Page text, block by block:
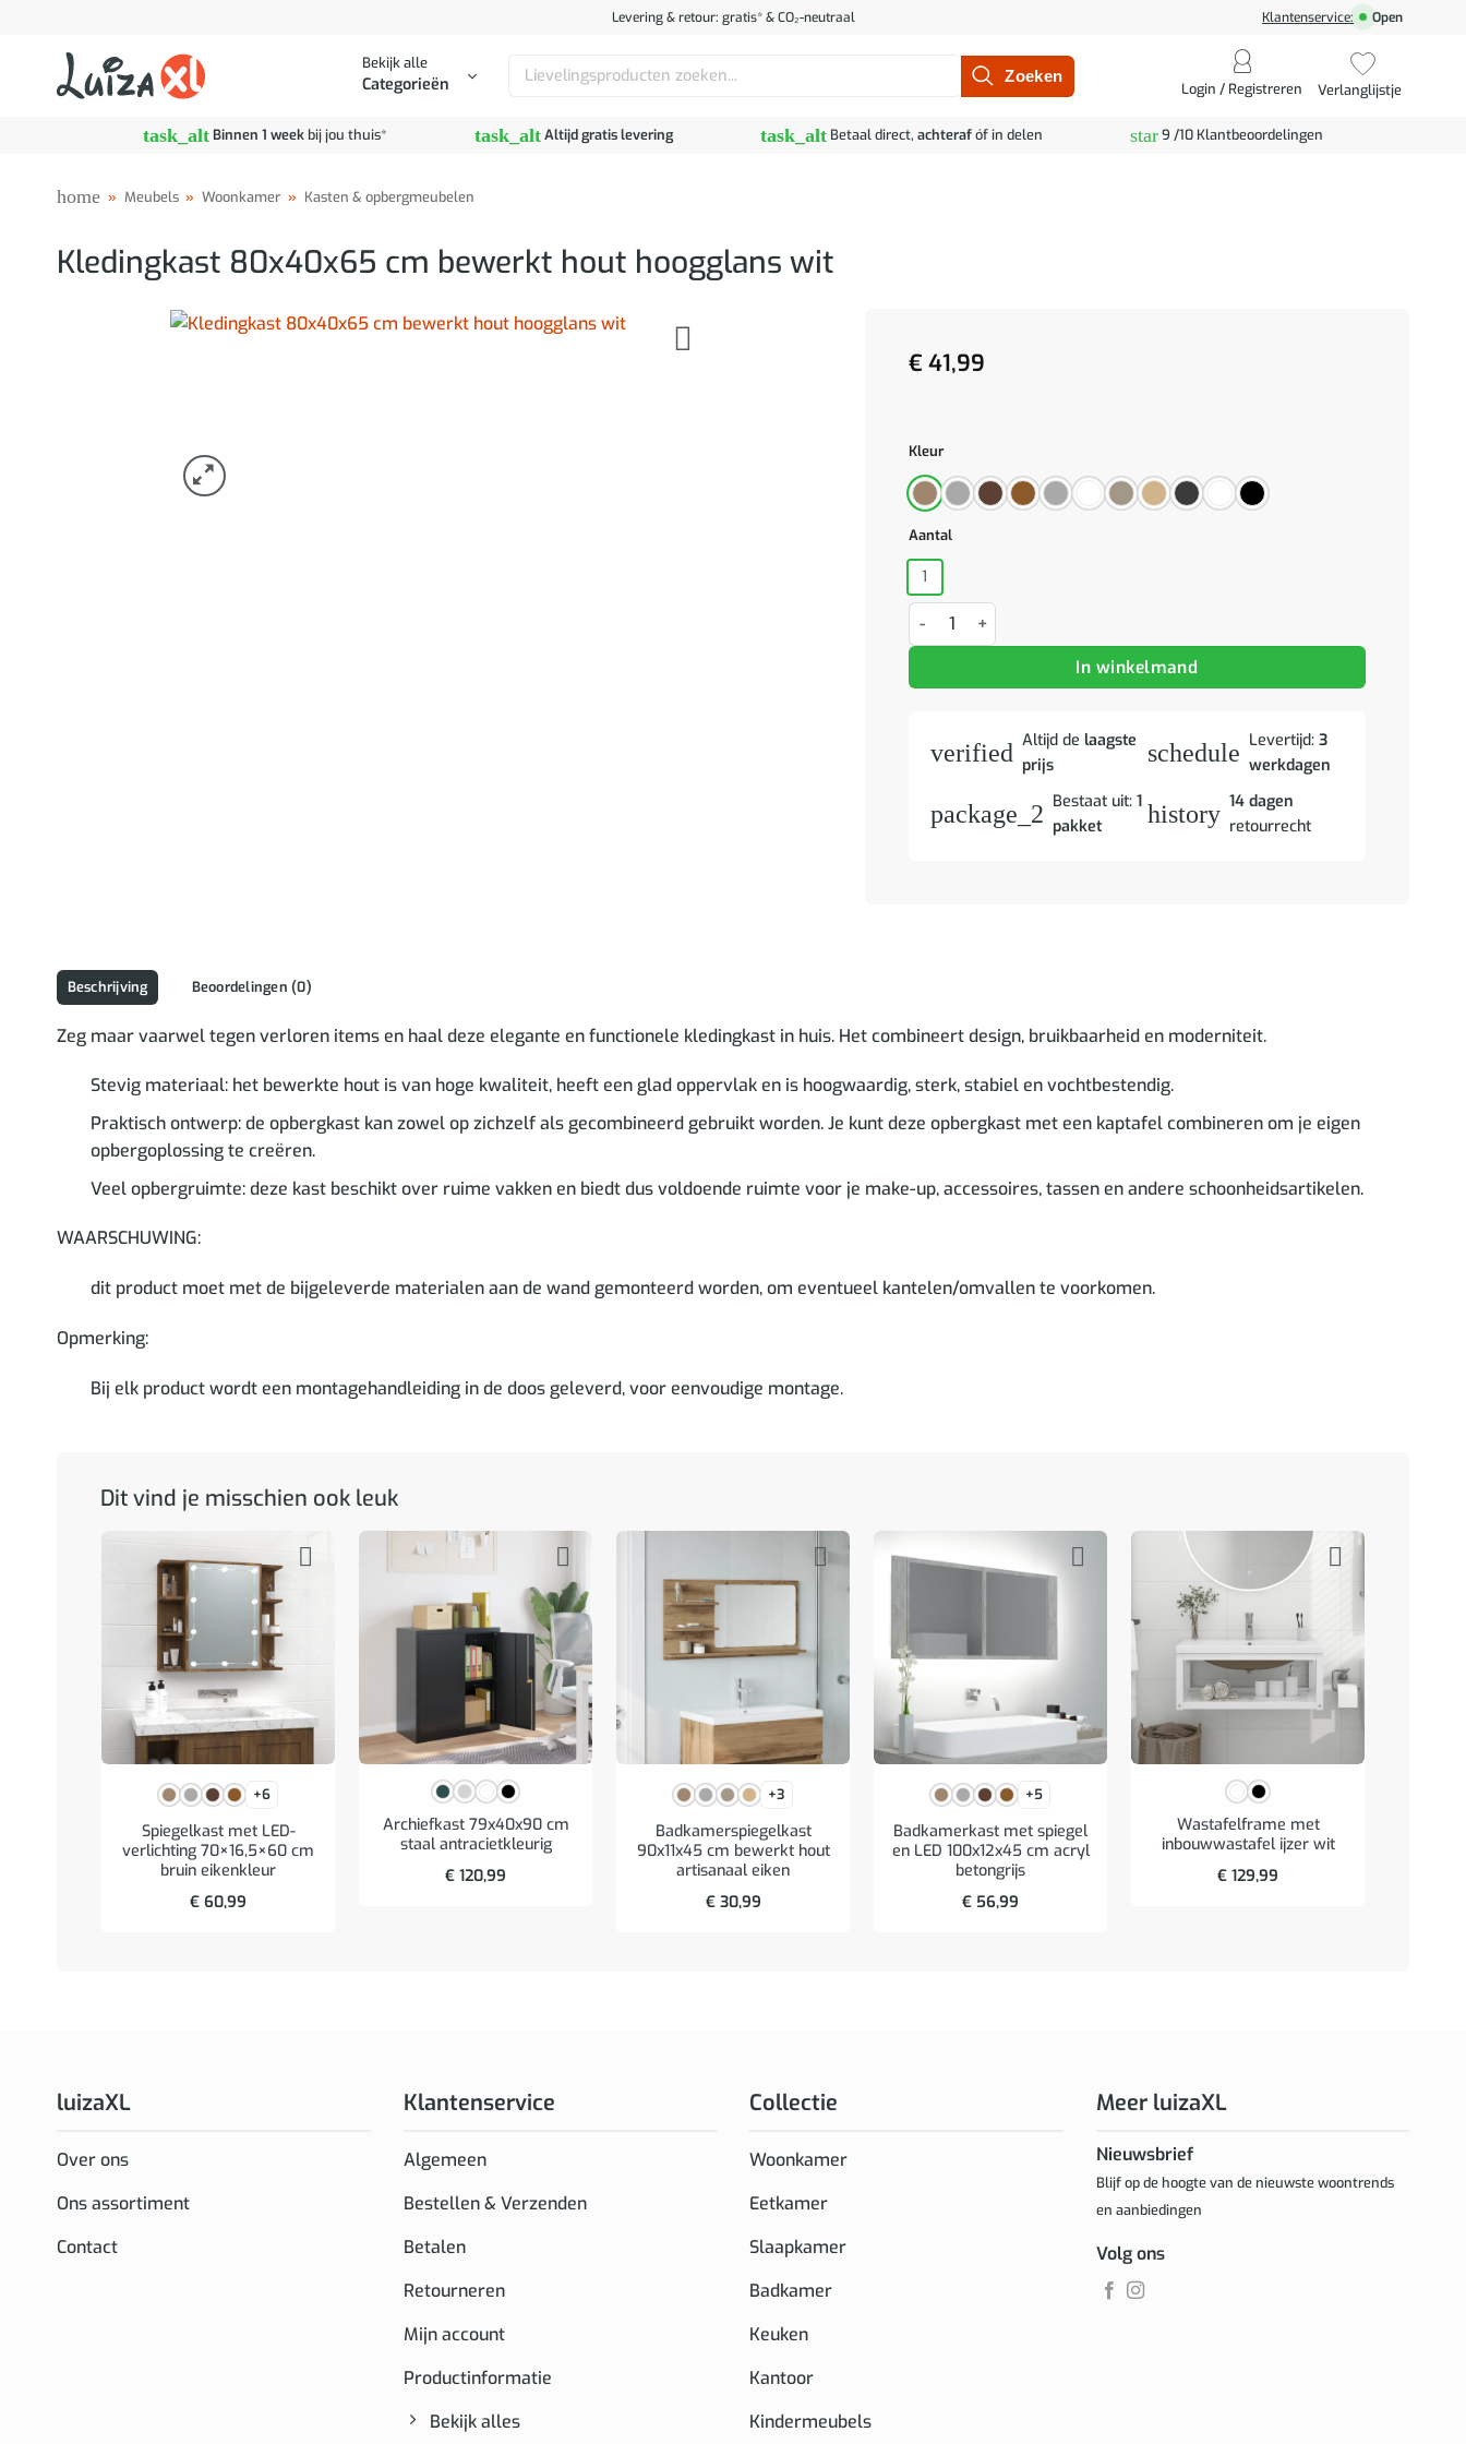
Levering & retour: gratis* & CO₂-neutraal Klantenservice: Open
Bekijk alle
Categorieën
Zoeken
Login / Registreren Verlanglijstje
task_altBinnen 1 weekbij jou thuis* task_altAltijd gratis levering task_alt Betaal direct, achterafóf in delen star9 /10 Klantbeoordelingen
home » Meubels » Woonkamer » Kasten & opbergmeubelen
Kledingkast 80x40x65 cm bewerkt hout hoogglans wit
€ 41,99
Kleur
Aantal
1
Kledingkast 80x40x65 cm bewerkt hout hoogglans wit aantal
In winkelmand
verified Altijd de laagste
prijs
schedule Levertijd:3
werkdagen
package_2 Bestaat uit: 1
pakket
history 14 dagen
retourrecht
Beschrijving Beoordelingen (0)
Zeg maar vaarwel tegen verloren items en haal deze elegante en functionele kledingkast in huis. Het combineert design, bruikbaarheid en moderniteit.
Stevig materiaal: het bewerkte hout is van hoge kwaliteit, heeft een glad oppervlak en is hoogwaardig, sterk, stabiel en vochtbestendig.
Praktisch ontwerp: de opbergkast kan zowel op zichzelf als gecombineerd gebruikt worden. Je kunt deze opbergkast met een kaptafel combineren om je eigen
opbergoplossing te creëren.
Veel opbergruimte: deze kast beschikt over ruime vakken en biedt dus voldoende ruimte voor je make-up, accessoires, tassen en andere schoonheidsartikelen.
WAARSCHUWING:
dit product moet met de bijgeleverde materialen aan de wand gemonteerd worden, om eventueel kantelen/omvallen te voorkomen.
Opmerking:
Bij elk product wordt een montagehandleiding in de doos geleverd, voor eenvoudige montage.
Dit vind je misschien ook leuk
+6
Spiegelkast met LED-
verlichting 70×16,5×60 cm
bruin eikenkleur
€ 60,99
Archiefkast 79x40x90 cm
staal antracietkleurig
€ 120,99
+3
Badkamerspiegelkast
90x11x45 cm bewerkt hout
artisanaal eiken
€30,99
+5
Badkamerkast met spiegel
en LED 100x12x45 cm acryl
betongrijs
€ 56,99
Wastafelframe met
inbouwwastafel ijzer wit
€ 129,99
luizaXL
Over ons
Ons assortiment
Contact
Klantenservice
Algemeen
Bestellen & Verzenden
Betalen
Retourneren
Mijn account
Productinformatie
Bekijk alles
Collectie
Woonkamer
Eetkamer
Slaapkamer
Badkamer
Keuken
Kantoor
Kindermeubels
Meer luizaXL
Nieuwsbrief
Blijf op de hoogte van de nieuwste woontrends
en aanbiedingen
Volg ons